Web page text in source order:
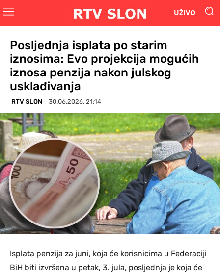
UŽIVO
Posljednja isplata po starim
iznosima: Evo projekcija mogućih
iznosa penzija nakon julskog
usklađivanja
RTV SLON 30.06.2026. 21:14
Isplata penzija za juni, koja će korisnicima u Federaciji
BiH biti izvršena u petak, 3. jula, posljednja je koja će